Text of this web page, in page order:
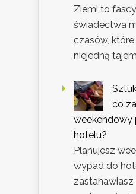
Ziemi to
świadectwa
czasów,
niejedną
co
weekendowy
hotelu?
Planujesz
wypad do
zastanawiasz